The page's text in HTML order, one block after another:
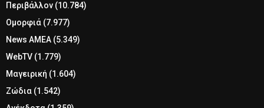
Περιβάλλον (10.784)
Ομορφιά (7.977)
News ΑΜΕΑ (5.349)
WebTV (1.779)
Μαγειρική (1.604)
Ζώδια (1.542)